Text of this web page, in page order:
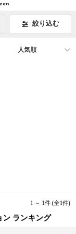
絞り込む
1 ～ 1件 (全1件)
ン ランキング